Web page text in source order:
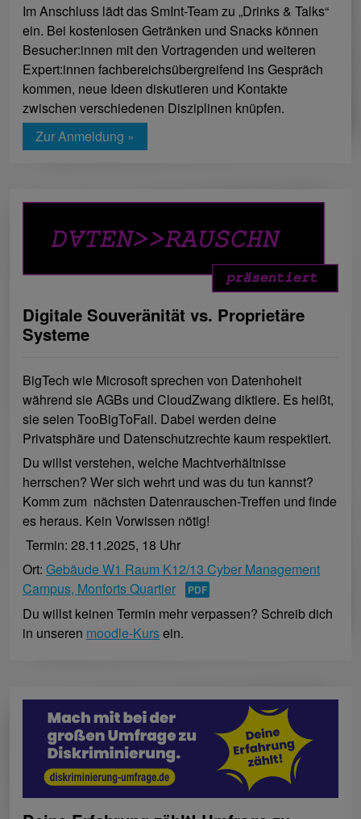
Im Anschluss lädt das SmInt-Team zu „Drinks & Talks“
ein. Bei kostenlosen Getränken und Snacks können
Besucher:innen mit den Vortragenden und weiteren
Expert:innen fachbereichsübergreifend ins Gespräch
kommen, neue Ideen diskutieren und Kontakte
zwischen verschiedenen Disziplinen knüpfen.
Zur Anmeldung »
Digitale Souveränität vs. Proprietäre
Systeme
BigTech wie Microsoft sprechen von Datenhoheit
während sie AGBs und CloudZwang diktiere. Es heißt,
sie seien TooBigToFail. Dabei werden deine
Privatsphäre und Datenschutzrechte kaum respektiert.
Du willst verstehen, welche Machtverhältnisse
herrschen? Wer sich wehrt und was du tun kannst?
Komm zum nächsten Datenrauschen-Treffen und finde
es heraus. Kein Vorwissen nötig!
Termin: 28.11.2025, 18 Uhr
Ort: Gebäude W1 Raum K12/13 Cyber Management
Campus, Monforts Quartier
Du willst keinen Termin mehr verpassen? Schreib dich
in unseren moodle-Kursein.